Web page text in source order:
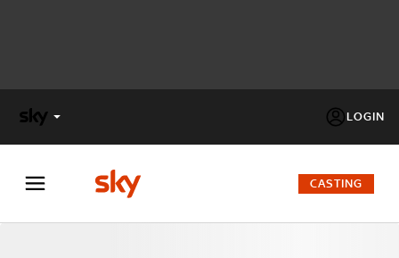
LOGIN
FACTOR
CASTING